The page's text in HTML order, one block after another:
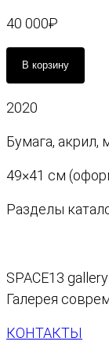
40 000₽
и
ч
с
в
о
в
р
В корзину
2020
Бумага, акрил,
49×41 см
Разделы
SPACE13 gallery
Галерея
КОНТАКТЫ